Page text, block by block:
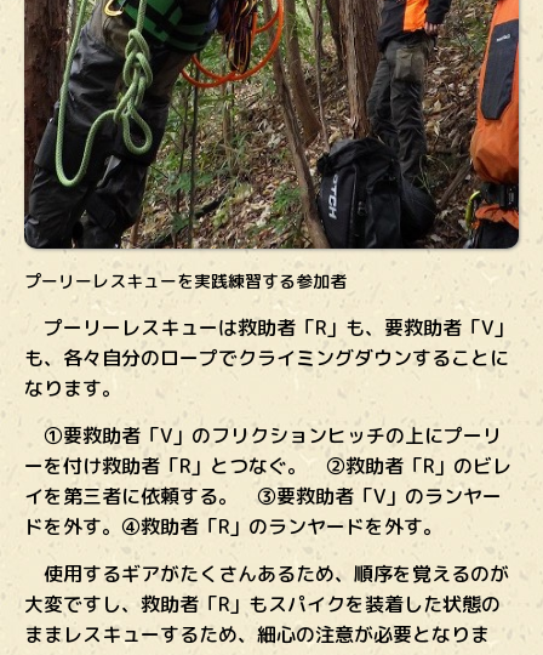
プーリーレスキューを実践練習する参加者
プーリーレスキューは救助者「R」も、要救助者「V」
も、各々自分のロープでクライミングダウンすることに
なります。
①要救助者「V」のフリクションヒッチの上にプーリ
ーを付け救助者「R」とつなぐ。 ②救助者「R」のビレ
イを第三者に依頼する。 ③要救助者「V」のランヤー
ドを外す。④救助者「R」のランヤードを外す。
使用するギアがたくさんあるため、順序を覚えるのが
大変ですし、救助者「R」もスパイクを装着した状態の
ままレスキューするため、細心の注意が必要となりま